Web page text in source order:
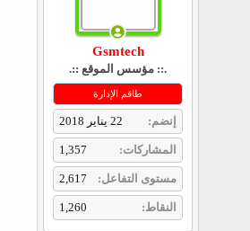
ب
ء
Gsmtech
.:: مؤسس الموقع ::.
طاقم الإدارة
إنضم 22 يناير 2018
المشاركات 1,357
مستوى التفاعل 2,617
النقاط 1,260